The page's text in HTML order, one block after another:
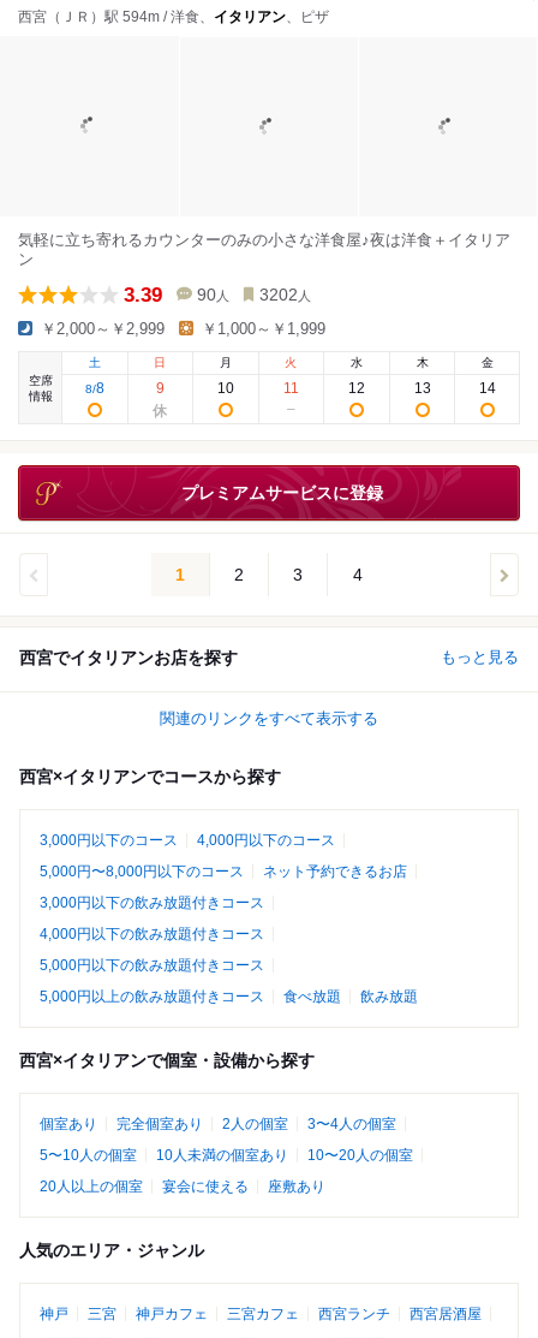
西宮（ＪＲ）駅 594m / 洋食、 イタリアン、ピザ
気軽に立ち寄れるカウンターのみの小さな洋食屋♪夜は洋食＋イタリア
ン
3.39 90 人 3202 人
￥2,000～￥2,999 ￥1,000～￥1,999
空席
情報
土
8/8
日
9
月
10
火
11
水
12
木
13
金
14
プレミアムサービスに登録
1 2 3 4
西宮でイタリアンお店を探す もっと見る
関連のリンクをすべて表示する
西宮×イタリアンでコースから探す
3,000円以下のコース
4,000円以下のコース
5,000円〜8,000円以下のコース
ネット予約できるお店
3,000円以下の飲み放題付きコース
4,000円以下の飲み放題付きコース
5,000円以下の飲み放題付きコース
5,000円以上の飲み放題付きコース
食べ放題 飲み放題
西宮×イタリアンで個室・設備から探す
個室あり 完全個室あり 2人の個室
3〜4人の個室
5〜10人の個室
10人未満の個室あり
10〜20人の個室
20人以上の個室
宴会に使える 座敷あり
人気のエリア・ジャンル
神戸 三宮 神戸カフェ 三宮カフェ 西宮ランチ
西宮居酒屋